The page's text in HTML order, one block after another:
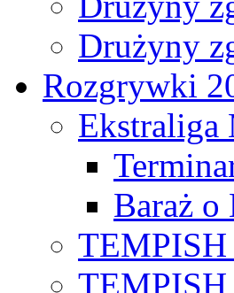
Drużyny
Rozgrywki
Ekstraliga
Baraż o
TEMPISH
TEMPISH